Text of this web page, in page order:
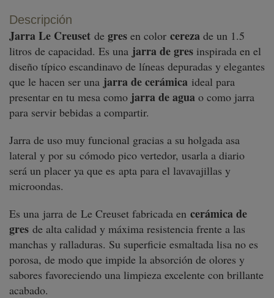
Descripción
Jarra Le Creuset de gres en color cereza de un 1.5
litros de capacidad. Es una jarra de gres inspirada en el
diseño típico escandinavo de líneas depuradas y elegantes
que le hacen ser una jarra de cerámica ideal para
presentar en tu mesa como jarra de agua o como jarra
para servir bebidas a compartir.
Jarra de uso muy funcional gracias a su holgada asa
lateral y por su cómodo pico vertedor, usarla a diario
será un placer ya que es apta para el lavavajillas y
microondas.
Es una jarra de Le Creuset fabricada en cerámica de
gres de alta calidad y máxima resistencia frente a las
manchas y ralladuras. Su superficie esmaltada lisa no es
porosa, de modo que impide la absorción de olores y
sabores favoreciendo una limpieza excelente con brillante
acabado.